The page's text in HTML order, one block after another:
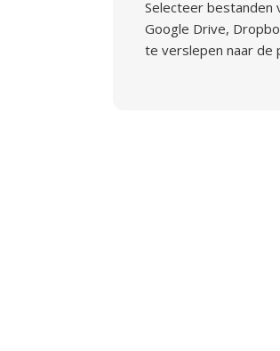
Selecteer bestanden
Google Drive,
te verslepen naar de